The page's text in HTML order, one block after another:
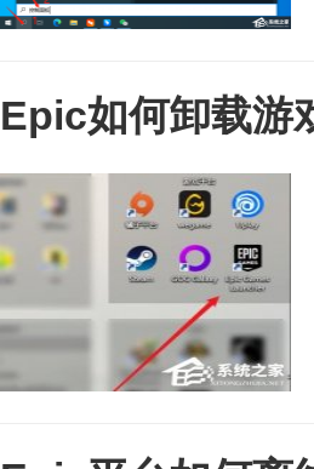
Epic如何卸载游